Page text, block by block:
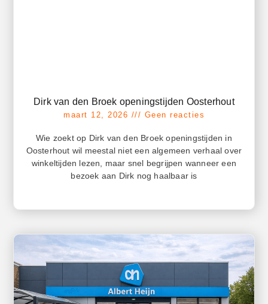
Dirk van den Broek openingstijden Oosterhout
maart 12, 2026 Geen reacties
Wie zoekt op Dirk van den Broek openingstijden in
Oosterhout wil meestal niet een algemeen verhaal over
winkeltijden lezen, maar snel begrijpen wanneer een
bezoek aan Dirk nog haalbaar is